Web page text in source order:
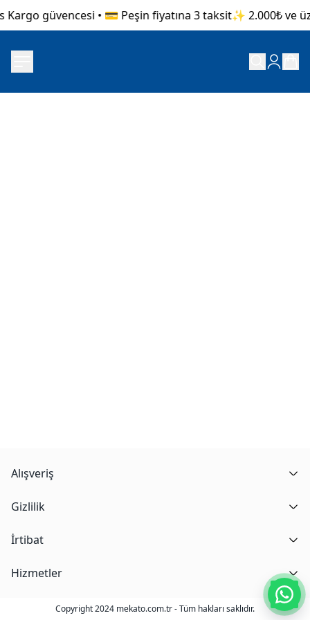
güvencesi • 💳 Peşin fiyatına 3 taksit✨ 2.000₺ ve
Alışveriş
Gizlilik
İrtibat
Hizmetler
Copyright 2024 mekato.com.tr - Tüm hakları saklıdır.